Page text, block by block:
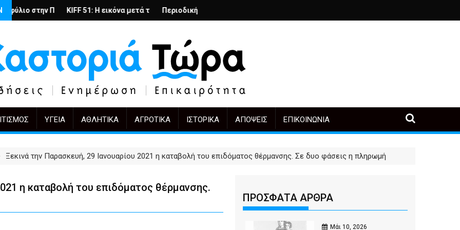
στην Καστοριά
το ίδιο έργο, άλλοι πρωταγωνιστές
KIFF 51: Η εικόνα μετά την αγοράΠεριοδική Έκθεση με τίτλο “Στάχτες και δάκρυα στη Λίμνη” στο Βυζαντινό Μουσείο Καστοριάς
"Η Μάνα" - του Γεώργιου Μαρτινέλλη
ΥΓΕΊΑ ΑΘΛΗΤΙΚΆ ΑΓΡΟΤΙΚΆ ΙΣΤΟΡΙΚΆ ΑΠΌΨΕΙΣ ΕΠΙΚΟΙΝΩΝΊΑ
Ξεκινά την Παρασκευή, 29 Ιανουαρίου 2021 η καταβολή του επιδόματος θέρμανσης. Σε δυο φάσεις η πληρωμή
η καταβολή του επιδόματος θέρμανσης.
ΠΡΟΣΦΑΤΑ ΑΡΘΡΑ
Μάι 10, 2026